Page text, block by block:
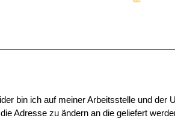
bin ich auf meiner Arbeitsstelle und der
Adresse zu ändern an die geliefert